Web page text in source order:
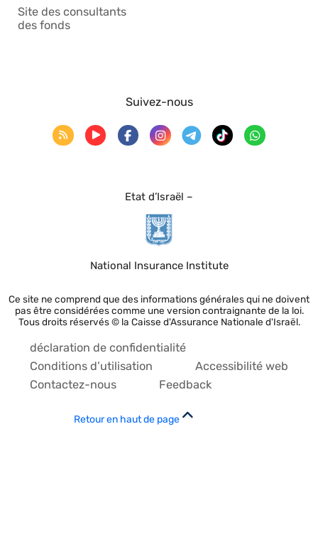
Site des consultants
des fonds
Etat d’Israël –
National Insurance Institute
Ce site ne comprend que des informations générales qui ne doivent
pas être considérées comme une version contraignante de la loi.
Tous droits réservés © la Caisse d'Assurance Nationale d'Israël.
Suivez-nous
déclaration de confidentialité
Conditions d’utilisation
Accessibilité web
Contactez-nous
Feedback
Retour en haut de page